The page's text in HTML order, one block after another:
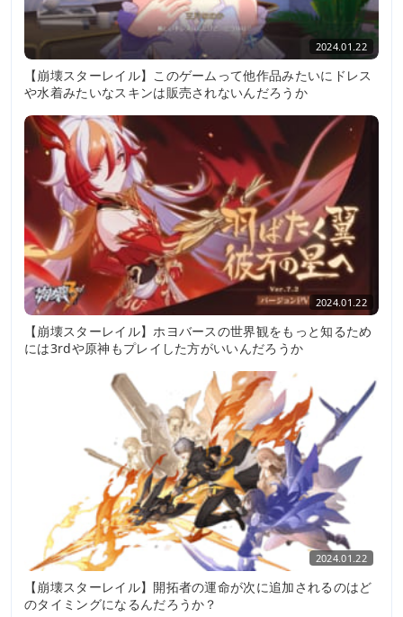
2024.01.22
【崩壊スターレイル】このゲームって他作品みたいにドレス
や水着みたいなスキンは販売されないんだろうか
2024.01.22
【崩壊スターレイル】ホヨバースの世界観をもっと知るため
には3rdや原神もプレイした方がいいんだろうか
2024.01.22
【崩壊スターレイル】開拓者の運命が次に追加されるのはど
のタイミングになるんだろうか？